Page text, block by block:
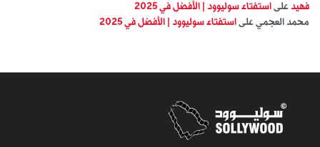
فهيد على استفتاء سوليوود | الأفضل في 2025
محمد العجمي على استفتاء سوليوود | الأفضل في 2025